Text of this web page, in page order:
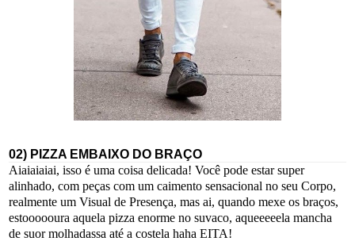
02) PIZZA EMBAIXO DO BRAÇO
Aiaiaiaiai, isso é uma coisa delicada! Você pode estar super
alinhado, com peças com um caimento sensacional no seu Corpo,
realmente um Visual de Presença, mas ai, quando mexe os braços,
estoooooura aquela pizza enorme no suvaco, aqueeeeela mancha
de suor molhadassa até a costela haha EITA!